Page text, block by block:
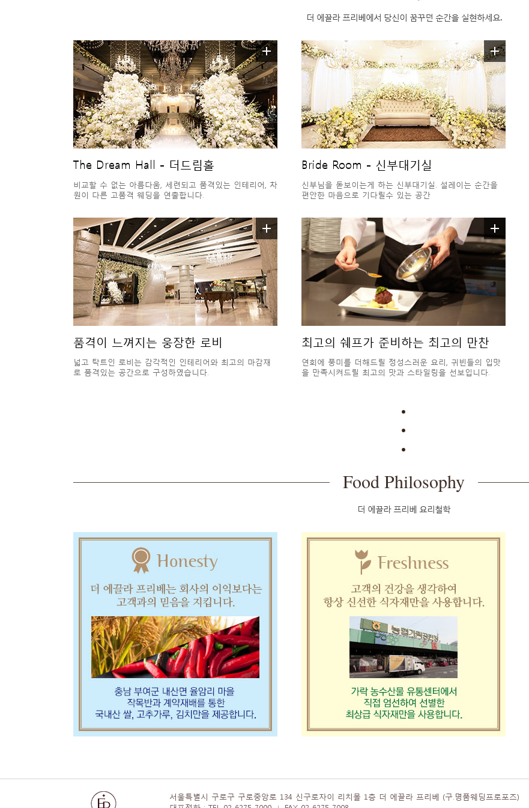
더 에끌라 프리베에서 당신이 꿈꾸던 순간을 실현하세요.
The Dream Hall - 더드림홀
비교할 수 없는 아름다움, 세련되고 품격있는 인테리어, 차
원이 다른 고품격 웨딩을 연출합니다.
Bride Room - 신부대기실
신부님을 돋보이는게 하는 신부대기실. 설레이는 순간을
편안한 마음으로 기다릴수 있는 공간
품격이 느껴지는 웅장한 로비
넓고 탁트인 로비는 감각적인 인테리어와 최고의 마감재
로 품격있는 공간으로 구성하였습니다.
최고의 쉐프가 준비하는 최고의 만찬
연회에 풍미를 더해드릴 정성스러운 요리, 귀빈들의 입맛
을 만족시켜드릴 최고의 맛과 스타일링을 선보입니다.
Food Philosophy
더 에끌라 프리베 요리철학
서울특별시 구로구 구로중앙로 134 신구로자이 리치몰 1층 더 에끌라 프리베 (구.명품웨딩프로포즈)